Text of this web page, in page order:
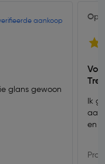
aankoop
glans gewoon
Ik
en